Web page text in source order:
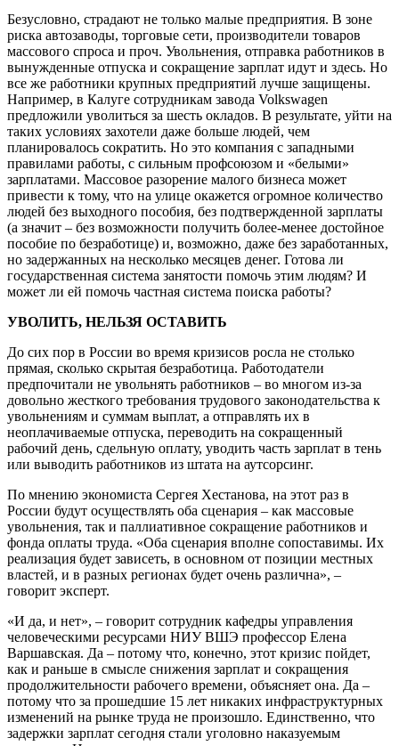
Безусловно, страдают не только малые предприятия. В зоне
риска автозаводы, торговые сети, производители товаров
массового спроса и проч. Увольнения, отправка работников в
вынужденные отпуска и сокращение зарплат идут и здесь. Но
все же работники крупных предприятий лучше защищены.
Например, в Калуге сотрудникам завода Volkswagen
предложили уволиться за шесть окладов. В результате, уйти на
таких условиях захотели даже больше людей, чем
планировалось сократить. Но это компания с западными
правилами работы, с сильным профсоюзом и «белыми»
зарплатами. Массовое разорение малого бизнеса может
привести к тому, что на улице окажется огромное количество
людей без выходного пособия, без подтвержденной зарплаты
(а значит – без возможности получить более-менее достойное
пособие по безработице) и, возможно, даже без заработанных,
но задержанных на несколько месяцев денег. Готова ли
государственная система занятости помочь этим людям? И
может ли ей помочь частная система поиска работы?
УВОЛИТЬ, НЕЛЬЗЯ ОСТАВИТЬ
До сих пор в России во время кризисов росла не столько
прямая, сколько скрытая безработица. Работодатели
предпочитали не увольнять работников – во многом из-за
довольно жесткого требования трудового законодательства к
увольнениям и суммам выплат, а отправлять их в
неоплачиваемые отпуска, переводить на сокращенный
рабочий день, сдельную оплату, уводить часть зарплат в тень
или выводить работников из штата на аутсорсинг.
По мнению экономиста Сергея Хестанова, на этот раз в
России будут осуществлять оба сценария – как массовые
увольнения, так и паллиативное сокращение работников и
фонда оплаты труда. «Оба сценария вполне сопоставимы. Их
реализация будет зависеть, в основном от позиции местных
властей, и в разных регионах будет очень различна», –
говорит эксперт.
«И да, и нет», – говорит сотрудник кафедры управления
человеческими ресурсами НИУ ВШЭ профессор Елена
Варшавская. Да – потому что, конечно, этот кризис пойдет,
как и раньше в смысле снижения зарплат и сокращения
продолжительности рабочего времени, объясняет она. Да –
потому что за прошедшие 15 лет никаких инфраструктурных
изменений на рынке труда не произошло. Единственно, что
задержки зарплат сегодня стали уголовно наказуемым